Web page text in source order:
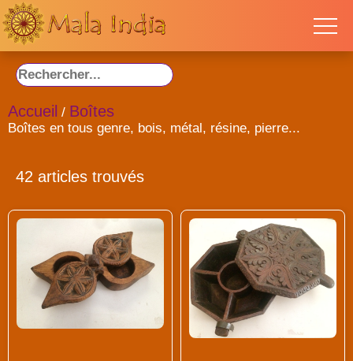
Accueil / Boîtes
Boîtes en tous genre, bois, métal, résine, pierre...
42 articles trouvés